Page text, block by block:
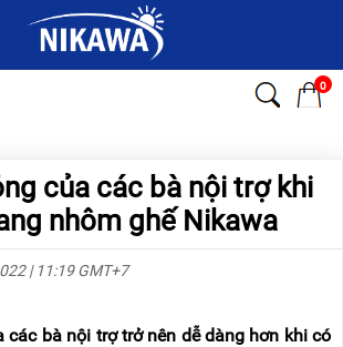
0
của các bà nội trợ khi
nhôm ghế Nikawa
| 11:19 GMT+7
các bà nội trợ trở nên dễ dàng hơn khi có